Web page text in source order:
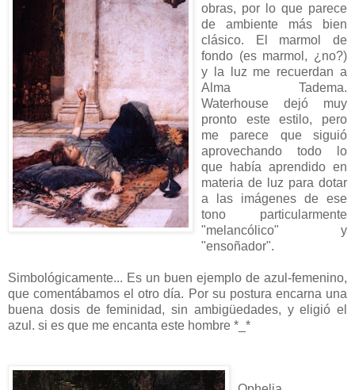
obras, por lo que parece
de ambiente más bien
clásico. El marmol de
fondo (es marmol, ¿no?)
y la luz me recuerdan a
Alma Tadema.
Waterhouse dejó muy
pronto este estilo, pero
me parece que siguió
aprovechando todo lo
que había aprendido en
materia de luz para dotar
a las imágenes de ese
tono particularmente
"melancólico" y
"ensoñador".
Simbológicamente... Es un buen ejemplo de azul-femenino,
que comentábamos el otro día. Por su postura encarna una
buena dosis de feminidad, sin ambigüedades, y eligió el
azul. si es que me encanta este hombre *_*